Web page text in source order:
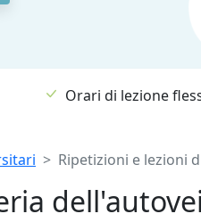
Orari di lezione
Ripetizioni e lezioni